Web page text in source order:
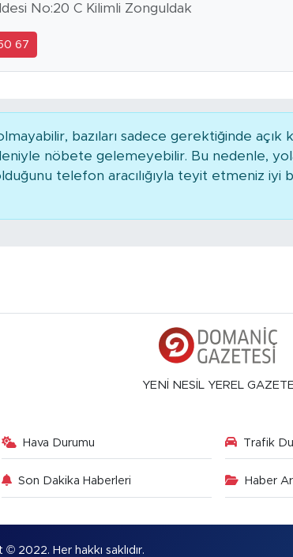
No:20 C Kilimli Zonguldak
67
bazıları sadece gerektiğinde açık
nöbete gelemeyebilir. Bu nedenle,
telefon aracılığıyla teyit etmeniz iyi
YENİ NESİL YEREL
Hava Durumu Trafik
Son Dakika Haberleri Haber
2022. Her hakkı saklıdır.